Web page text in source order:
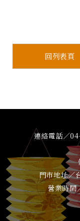
回列表頁
連絡電話／
門市地址／
營業時